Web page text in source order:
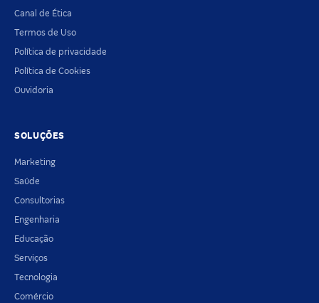
Canal de Ética
Termos de Uso
Política de privacidade
Política de Cookies
Ouvidoria
SOLUÇÕES
Marketing
Saúde
Consultorias
Engenharia
Educação
Serviços
Tecnologia
Comércio